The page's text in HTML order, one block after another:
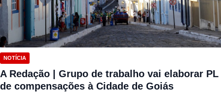
NOTÍCIA
A Redação | Grupo de trabalho vai elaborar PL
de compensações à Cidade de Goiás